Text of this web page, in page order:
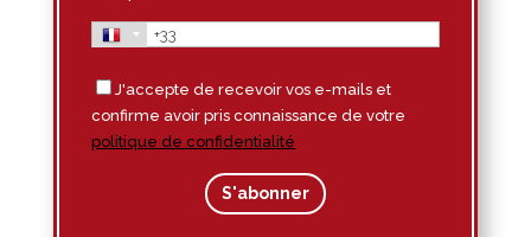
J'accepte de recevoir vos e-mails et
confirme avoir pris connaissance de votre
politique de confidentialité